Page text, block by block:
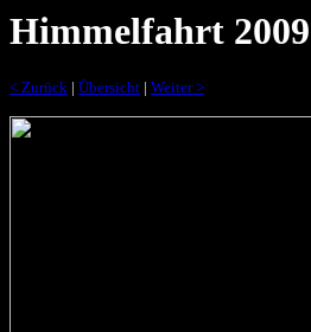
Himmelfahrt 2009
< Zurück | Übersicht | Weiter >